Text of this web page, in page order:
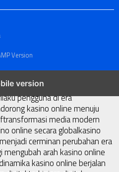
Version
versionkasino online
pengguna di era
kasino online menuju
transformasi media modern
online secara globalkasino
cerminan perubahan era
arah kasino online
dinamika kasino online berjalan